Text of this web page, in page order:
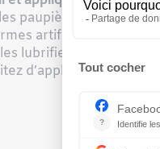
paupières gonflées
artificielles
lubrifieront l’œil et
d’appliquer un vieil